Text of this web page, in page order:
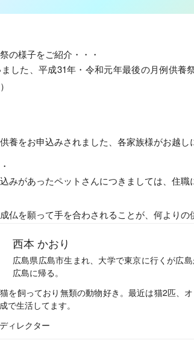
の様子をご紹介・・・
した、平成31年・令和元年最後の月例供養
養をお申込みされました、各家族様がお越し
みがあったペットさんにつきましては、住
仏を願って手を合わされることが、何よりの
西本 かおり
広島県広島市生まれ、大学で東京に行くが広
広島に帰る。
を飼っており無類の動物好き。最近は猫2匹、
で生活してます。
ィレクター